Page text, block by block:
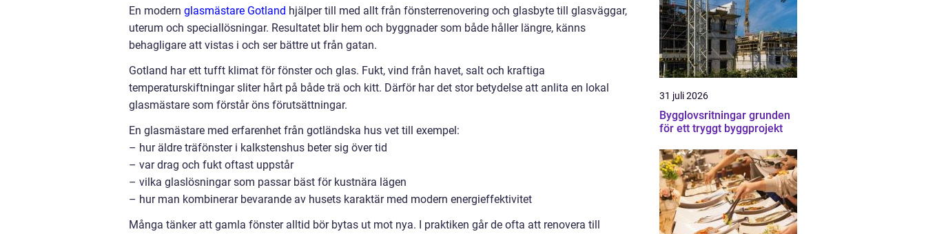
En modern glasmästare Gotland hjälper till med allt från fönsterrenovering och glasbyte till glasväggar,
uterum och speciallösningar. Resultatet blir hem och byggnader som både håller längre, känns
behagligare att vistas i och ser bättre ut från gatan.
Gotland har ett tufft klimat för fönster och glas. Fukt, vind från havet, salt och kraftiga
temperaturskiftningar sliter hårt på både trä och kitt. Därför har det stor betydelse att anlita en lokal
glasmästare som förstår öns förutsättningar.
En glasmästare med erfarenhet från gotländska hus vet till exempel:
– hur äldre träfönster i kalkstenshus beter sig över tid
– var drag och fukt oftast uppstår
– vilka glaslösningar som passar bäst för kustnära lägen
– hur man kombinerar bevarande av husets karaktär med modern energieffektivitet
Många tänker att gamla fönster alltid bör bytas ut mot nya. I praktiken går de ofta att renovera till
31 juli 2026
Bygglovsritningar grunden
för ett tryggt byggprojekt